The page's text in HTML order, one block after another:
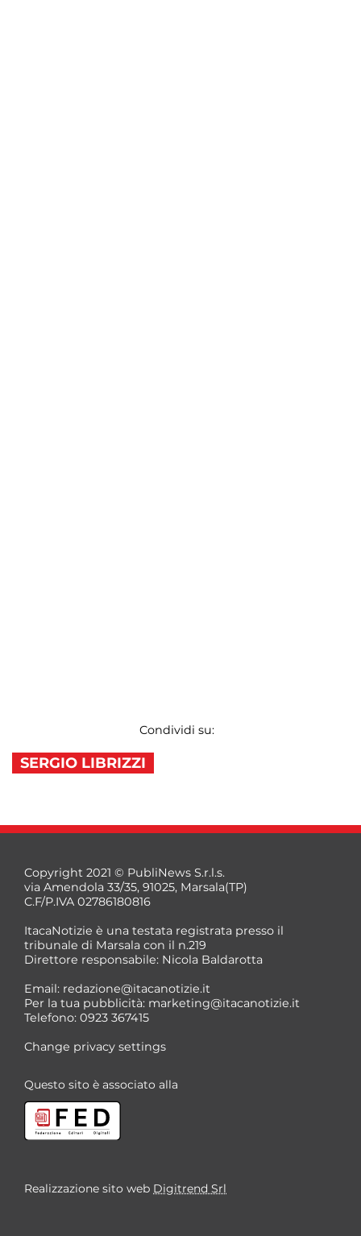
Condividi su:
SERGIO LIBRIZZI
Copyright 2021 © PubliNews S.r.l.s.
via Amendola 33/35, 91025, Marsala(TP)
C.F/P.IVA 02786180816
ItacaNotizie è una testata registrata presso il
tribunale di Marsala con il n.219
Direttore responsabile: Nicola Baldarotta
Email: redazione@itacanotizie.it
Per la tua pubblicità: marketing@itacanotizie.it
Telefono: 0923 367415
Change privacy settings
Questo sito è associato alla
Realizzazione sito web Digitrend Srl